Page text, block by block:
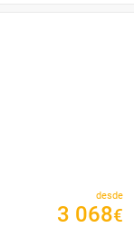
desde
3 068€